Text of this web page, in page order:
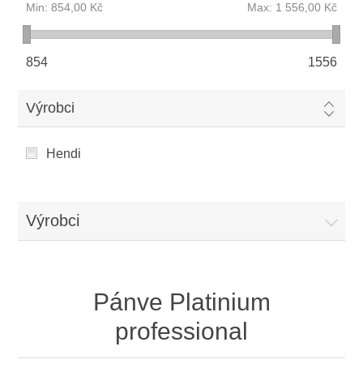
Min: 854,00 Kč Max: 1 556,00 Kč
854 1556
Výrobci
Hendi
Výrobci
Pánve Platinium
professional